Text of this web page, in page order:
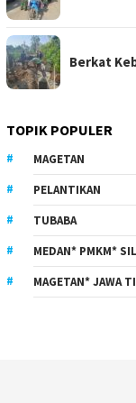
Berkat
TOPIK POPULER
MAGETAN
PELANTIKAN
TUBABA
MEDAN* PMKM*
MAGETAN* JAWA